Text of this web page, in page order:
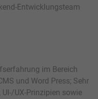
Entwicklungsteam
im Bereich
und Word Press; Sehr
UX-Prinzipien sowie